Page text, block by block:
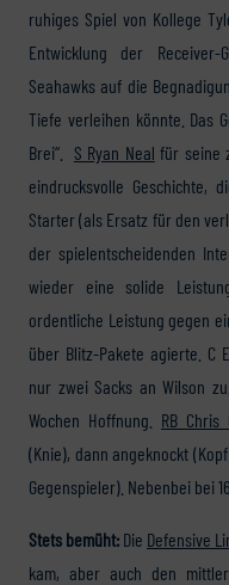
ruhiges Spiel von Kollege
Entwicklung der
Seahawks auf die
Tiefe verleihen könnte. Das
Brei“. S Ryan Neal für seine
eindrucksvolle Geschichte,
Starter (als Ersatz für den
der spielentscheidenden
wieder eine solide
ordentliche Leistung gegen
über Blitz-Pakete agierte. C
nur zwei Sacks an Wilson
Wochen Hoffnung. RB Chris
(Knie), dann angeknockt
Gegenspieler). Nebenbei bei
Stets bemüht: Die Defensive
kam, aber auch den